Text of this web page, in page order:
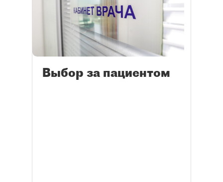
Выбор за пациентом